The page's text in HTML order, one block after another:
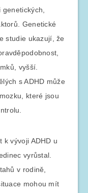
Genetické
studie ukazují, že
vyšší.
s ADHD může
které jsou
k vývoji ADHD u
vyrůstal.
v rodině,
mohou mít